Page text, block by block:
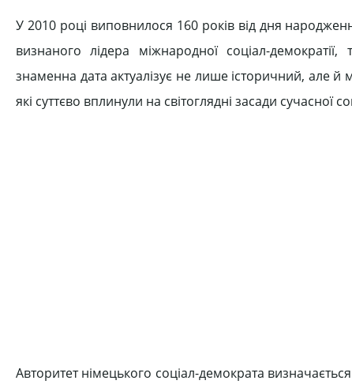
У 2010 році виповнилося 160 років від дня
визнаного лідера міжнародної соціал-
знаменна дата актуалізує не лише історичний, але й
які суттєво вплинули на світоглядні засади сучасної
Авторитет німецького соціал-демократа